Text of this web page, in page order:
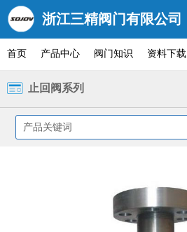
浙江三精阀门有限公司
首页 产品中心 阀门知识 资料下载
止回阀系列